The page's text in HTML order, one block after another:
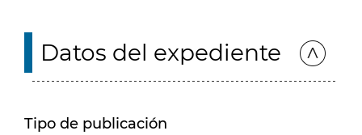
Datos del expediente
Tipo de publicación